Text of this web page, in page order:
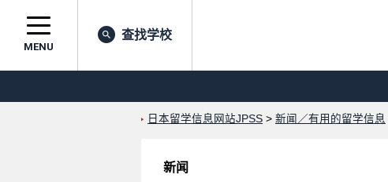
MENU
查找学校
日本留学信息网站JPSS > 新闻／有用的留学信息
新闻